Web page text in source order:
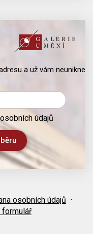
a už vám neunikne
údajů
osobních údajů ·
formulář